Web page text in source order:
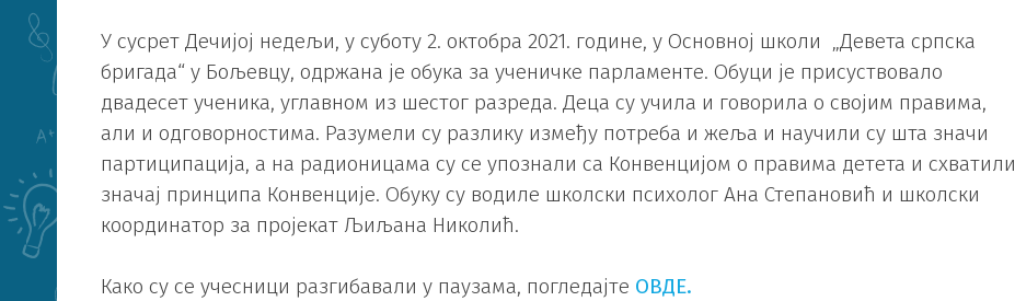
У сусрет Дечијој недељи, у суботу 2. октобра 2021. године, у Основној школи „Девета српска
бригада“ у Бољевцу, одржана је обука за ученичке парламенте. Обуци је присуствовало
двадесет ученика, углавном из шестог разреда. Деца су учила и говорила о својим правима,
али и одговорностима. Разумели су разлику између потреба и жеља и научили су шта значи
партиципација, а на радионицама су се упознали са Конвенцијом о правима детета и схватили
значај принципа Конвенције. Обуку су водиле школски психолог Ана Степановић и школски
координатор за пројекат Љиљана Николић.
Како су се учесници разгибавали у паузама, погледајте ОВДЕ.